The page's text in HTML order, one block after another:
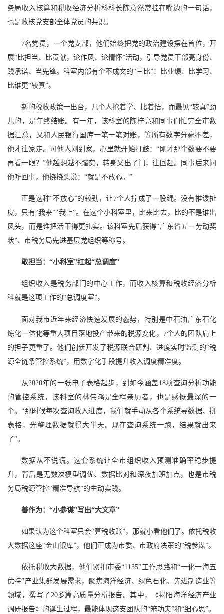
务局收入核算和税收经济分析科科长陈意然常挂在嘴边的一句话，
也是收核党支部全体党员的共识。
7名党员，一个党支部，他们始终把党的政治建设摆在首位，开
展“比担当、比贡献，论作风、论情怀”活动，引导党员干部亮身份、
践承诺、当先锋。科室内部有个不成文的“三比”：比业绩、比学习、
比谁更“较真”。
新的税收政策一出台，几个人抢着学、比着悟，而最见“较真”劲
儿的，是年终结账。有一年，该科室的陈梓亮和同事们忙完全市数
据汇总，又和人民银行国库一笔一笔对账，等所有数字分毫不差，
他才往家走。可他人刚到家，心里就开始打鼓：“刚才那个数要不要
再看一眼？”他越想越不踏实，转身又出了门，往回赶。同事后来问
他咋回事，他挠挠头说：“就是不放心。”
正是这种“不放心”的较劲，让7个人拧成了一股绳。没有推诿扯
皮，只有“我来”“我上”。在这个小科室里，比来比去，比的不是谁出
风头，而是谁把活干得更扎实。该科室先后获得“广东省五一劳动奖
状”、市税务局先进基层党组织等称号。
敢担当：“小科室”扛起“总调度”
组织收入是税务部门的中心工作，而收入核算和税收经济分析
科就是这项工作的“总调度室”。
面对我市近年来经济快速发展的态势，特别是中石油广东石化
炼化一体化等重大项目落地投产带来的税源变化，7个人的团队肩上
的担子更重了。他们创新开发了税源联合研判、进度实时监测的“税
源全链条管控系统”，用数字化手段提升收入调度精准度。
从2020年的一张电子表格起步，到如今涵盖18项查询分析功能
的管控系统，该科室的林伟鸿是全程亲历者，也是感慨最深的一
个。“那时候每次查询收入进度，我们就手动从各个系统导数据、拼
表格，光整理数据就得大半天。现在查询系统一跑，结果就出来
了”。
数据从不说谎。这套系统让全市组织收入预测准确率稳步提
升，背后是无数次模型调优、数据比对和深夜加班加点，也是市税
务局税源管控“精准导航”的生动实践。
善作为：“小参谋”写出“大文章”
如果认为这个科室只会“算税收账”，那就小看他们了。依托税收
大数据这座“金山银库”，他们正成为市委、市政府决策的“税参谋”。
依托税收大数据，他们紧扣市委“1135”工作思路和“一化一海五
优特”产业集群发展需求，聚焦海洋经济、绿色石化、先进制造业等
领域，撰写了20多篇高质量分析报告。其中，《揭阳海洋经济产业
调研报告》的诞生过程，最能体现这支团队的“笨功夫”和“细心思”。